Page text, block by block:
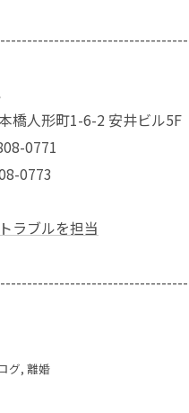
橋人形町1-6-2 安井ビル5F
0771
0773
ラブルを担当
グ 離婚